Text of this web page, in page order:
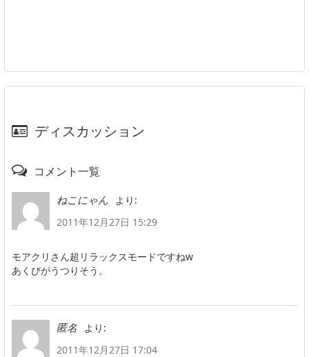
ディスカッション
コメント一覧
ねこにゃん
より:
2011年12月27日 15:29
モアクリさん超リラックスモードですねw
あくびがうつりそう。
匿名
より:
2011年12月27日 17:04